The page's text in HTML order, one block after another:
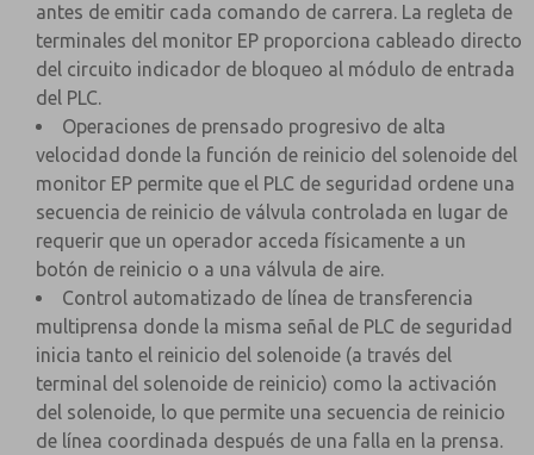
antes de emitir cada comando de carrera. La regleta de
terminales del monitor EP proporciona cableado directo
del circuito indicador de bloqueo al módulo de entrada
del PLC.
Operaciones de prensado progresivo de alta
velocidad donde la función de reinicio del solenoide del
monitor EP permite que el PLC de seguridad ordene una
secuencia de reinicio de válvula controlada en lugar de
requerir que un operador acceda físicamente a un
botón de reinicio o a una válvula de aire.
Control automatizado de línea de transferencia
multiprensa donde la misma señal de PLC de seguridad
inicia tanto el reinicio del solenoide (a través del
terminal del solenoide de reinicio) como la activación
del solenoide, lo que permite una secuencia de reinicio
de línea coordinada después de una falla en la prensa.